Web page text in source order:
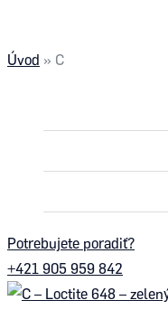
Úvod » C
Potrebujete poradiť?
+421 905 959 842